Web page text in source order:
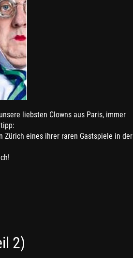
liebsten Clowns aus Paris, immer
Zürich eines ihrer raren Gastspiele in der
2)